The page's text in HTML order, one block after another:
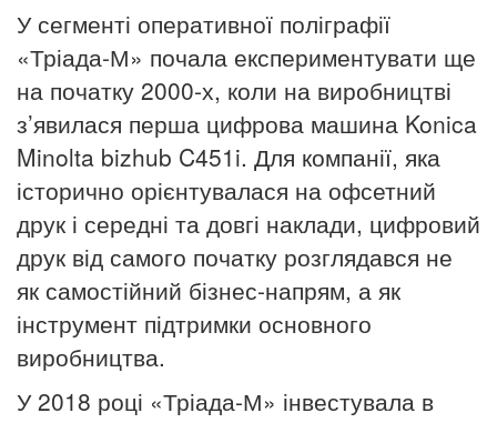
У сегменті оперативної поліграфії
«Тріада-М» почала експериментувати ще
на початку 2000-х, коли на виробництві
з’явилася перша цифрова машина Konica
Minolta bizhub C451i. Для компанії, яка
історично орієнтувалася на офсетний
друк і середні та довгі наклади, цифровий
друк від самого початку розглядався не
як самостійний бізнес-напрям, а як
інструмент підтримки основного
виробництва.
У 2018 році «Тріада-М» інвестувала в